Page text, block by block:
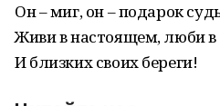
Он – миг, он – подарок
Живи в настоящем, люби
И близких своих береги!